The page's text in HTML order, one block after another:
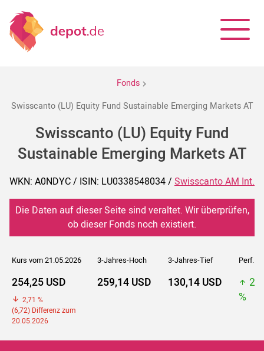
Fonds
Swisscanto (LU) Equity Fund Sustainable Emerging Markets AT
Swisscanto (LU) Equity Fund
Sustainable Emerging Markets AT
WKN: A0NDYC / ISIN: LU0338548034 / Swisscanto AM Int.
Die Daten auf dieser Seite sind veraltet. Wir überprüfen,
ob dieser Fonds noch existiert.
Kurs vom 21.05.2026 3-Jahres-Hoch 3-Jahres-Tief Perf. 5J
254,25 USD
2,71 %
(6,72) Differenz zum
20.05.2026
259,14 USD 130,14 USD
%